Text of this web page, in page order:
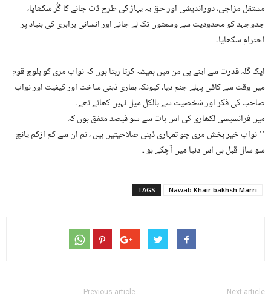
مستقل مزاجی، دوراندیشی اور حق پہ پہاڑ کی طرح ڈٹ جانے کا گُر سکھایا،
جدوجہد کو محدودیت سے وسعتوں تک لے جانے اور انسانی برابری کی بنیاد پر
احترام سکھایا۔
ایک گلہ قدرت سے اپنے ہی من میں ہمیشہ کرتا رہتا ہوں کہ نواب مری کو بلوچ قوم
میں وقت سے کافی پہلے جنم دیا، کیونکہ ہماری ذہنی ساخت اور کیفیت اور نواب
صاحب کی فکر اور شخصیت سے بالکل میل نہیں کھاتے تھے۔
میں فرانسیسی لکھاری کی اس بات سے سو فیصد متفق ہوں کہ
’’ نواب خیر بخش مری جو تمہاری ذہنی صلاحیتیں ہیں ، تم ان سے کم ازکم پانچ
سو سال قبل ہی اس دنیا میں آچکے ہو ۔
TAGS Nawab Khair bakhsh Marri
Previous article Next article